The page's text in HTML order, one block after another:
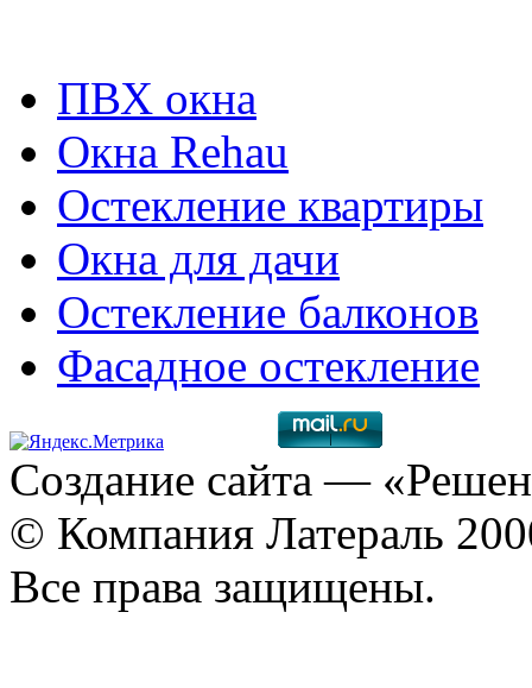
ПВХ окна
Окна Rehau
Остекление квартиры
Окна для дачи
Остекление балконов
Фасадное остекление
Создание сайта —
© Компания Латераль
Все права защищены.